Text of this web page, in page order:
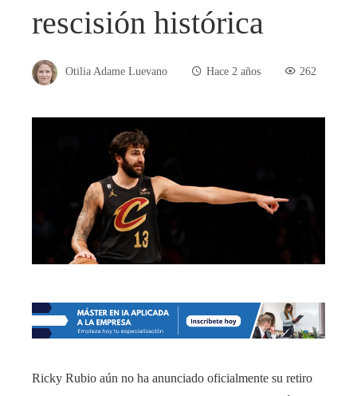
rescisión histórica
Otilia Adame Luevano Hace 2 años 262
Ricky Rubio aún no ha anunciado oficialmente su retiro